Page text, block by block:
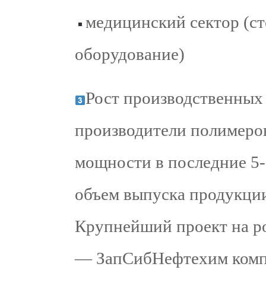
медицинский сектор
оборудование)
Рост
производители
мощности в последние 5-
объем выпуска
Крупнейший проект на
— ЗапСибНефтехим